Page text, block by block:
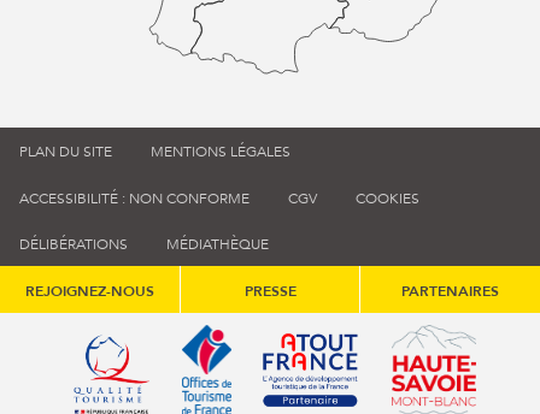
PLAN DU SITE MENTIONS LÉGALES
ACCESSIBILITÉ : NON CONFORME CGV COOKIES
DÉLIBÉRATIONS MÉDIATHÈQUE
REJOIGNEZ-NOUS PRESSE PARTENAIRES
Qualité tourisme (s'ouvre dans une nouvelle fenêtre)
Office de tourisme de France (s'ouvre
Atout France (s'ouvre dans